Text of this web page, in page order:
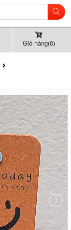
Giỏ hàng(0)